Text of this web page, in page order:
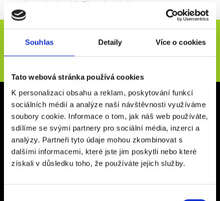
Souhlas Detaily Více o cookies
Tato webová stránka používá cookies
K personalizaci obsahu a reklam, poskytování funkcí
sociálních médií a analýze naší návštěvnosti využíváme
soubory cookie. Informace o tom, jak náš web používáte,
sdílíme se svými partnery pro sociální média, inzerci a
analýzy. Partneři tyto údaje mohou zkombinovat s
dalšími informacemi, které jste jim poskytli nebo které
získali v důsledku toho, že používáte jejich služby.
zejména v rámci seriálu F1 na vlastní oči.
Kancelář Rakovník
Vysoká 267
26901, Rakovník
Otevírací doba: Po - Pá 9:00 - 16:00
Kancelář Praha